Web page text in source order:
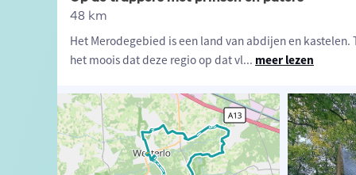
48 km
Het Merodegebied is een land van abdijen en
het moois dat deze regio op dat vl... meer lezen